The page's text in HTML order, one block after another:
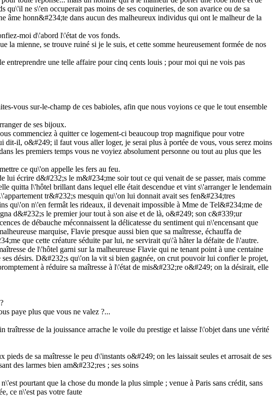
qu\'il ne s\'en occuperait pas moins de ses coquineries, de son avarice ou de sa
âme honn&#234;te dans aucun des malheureux individus qui ont le malheur de la
moi d\'abord l\'état de vos fonds.
mienne, se trouve ruiné si je le suis, et cette somme heureusement formée de nos
entreprendre une telle affaire pour cinq cents louis ; pour moi qui ne vois pas
vous sur-le-champ de ces babioles, afin que nous voyions ce que le tout ensemble
de ses bijoux.
commenciez à quitter ce logement-ci beaucoup trop magnifique pour votre
il, o&#249; il faut vous aller loger, je serai plus à portée de vous, vous serez moins
les premiers temps vous ne voyiez absolument personne ou tout au plus que les
ce qu\'on appelle les fers au feu.
écrire d&#232;s le m&#234;me soir tout ce qui venait de se passer, mais comme
quitta l\'hôtel brillant dans lequel elle était descendue et vint s\'arranger le lendemain
tr&#232;s mesquin qu\'on lui donnait avait ses fen&#234;tres
qu\'on n\'en fermât les rideaux, il devenait impossible à Mme de Tel&#234;me de
d&#232;s le premier jour tout à son aise et de là, o&#249; son c&#339;ur
de débauche méconnaissent la délicatesse du sentiment qui n\'encensant que
marquise, Flavie presque aussi bien que sa maîtresse, échauffa de
que cette créature séduite par lui, ne servirait qu\'à hâter la défaite de l\'autre.
de l\'hôtel garni sur la malheureuse Flavie qui ne tenant point à une centaine
désirs. D&#232;s qu\'on la vit si bien gagnée, on crut pouvoir lui confier le projet,
à réduire sa maîtresse à l\'état de mis&#232;re o&#249; on la désirait, elle
paye plus que vous ne valez ?...
de la jouissance arrache le voile du prestige et laisse l\'objet dans une vérité
de sa maîtresse le peu d\'instants o&#249; on les laissait seules et arrosait de ses
des larmes bien am&#232;res ; ses soins
pourtant que la chose du monde la plus simple ; venue à Paris sans crédit, sans
ce n\'est pas votre faute